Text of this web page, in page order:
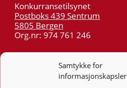
Samtykke for
informasjonskapsler
Konkurransetilsynet
Postboks 439 Sentrum
5805 Bergen
Org.nr: 974 761 246
55 59 75 00
post@kt.no